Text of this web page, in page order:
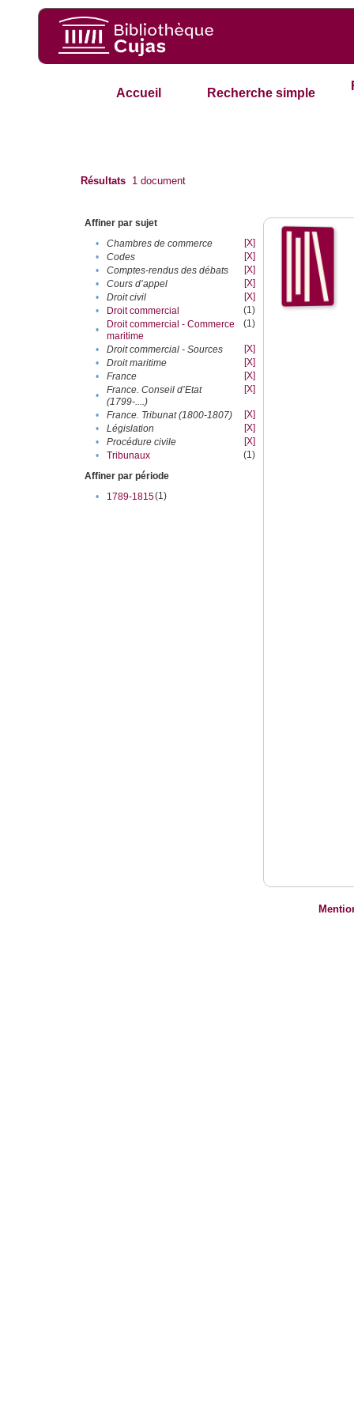
Accueil Recherche simple
Résultats 1 document
Affiner par sujet
•
Chambres de commerce
[X]
•
Codes
[X]
•
Comptes-rendus des débats
[X]
•
Cours d’appel
[X]
•
Droit civil
[X]
•
Droit commercial
(1)
•
Droit commercial - Commerce
maritime
(1)
• Droit commercial - Sources
[X]
•
Droit maritime
[X]
•
France
[X]
•
France. Conseil d’Etat
(1799-....)
[X]
• France. Tribunat (1800-1807)
[X]
•
Législation
[X]
•
Procédure civile
[X]
•
Tribunaux
(1)
Affiner par période
•
1789-1815(1)